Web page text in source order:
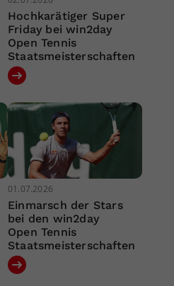
Hochkarätiger Super
Friday bei win2day
Open Tennis
Staatsmeisterschaften
01.07.2026
Einmarsch der Stars
bei den win2day
Open Tennis
Staatsmeisterschaften